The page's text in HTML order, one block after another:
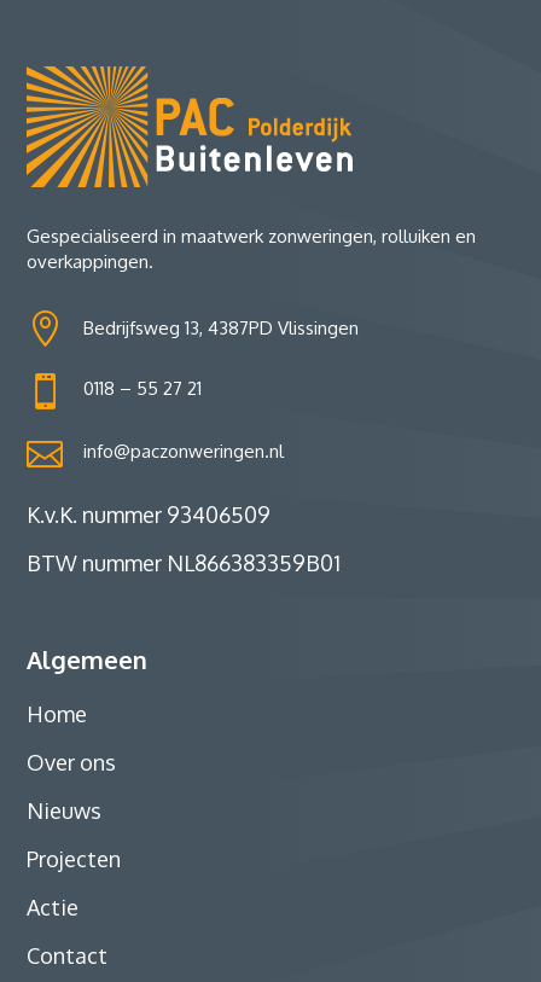
Gespecialiseerd in maatwerk zonweringen, rolluiken en
overkappingen.
 Bedrijfsweg 13, 4387PD Vlissingen
 0118 – 55 27 21
 info@paczonweringen.nl
K.v.K. nummer 93406509
BTW nummer NL866383359B01
Algemeen
Home
Over ons
Nieuws
Projecten
Actie
Contact